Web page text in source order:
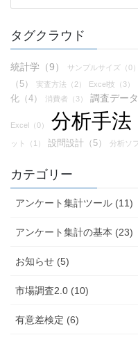
タグクラウド
統計学（9） サンプルサイズ（0）
（5）
実査方法（2） Excel技（3）
化（4）
消費者（3） 調査データ
Excel（0） 分析手法
ット（1） 設問設計（5） 分析ソ
カテゴリー
アンケート集計ツール (11)
アンケート集計の基本 (23)
お知らせ (5)
市場調査2.0 (10)
有意差検定 (6)